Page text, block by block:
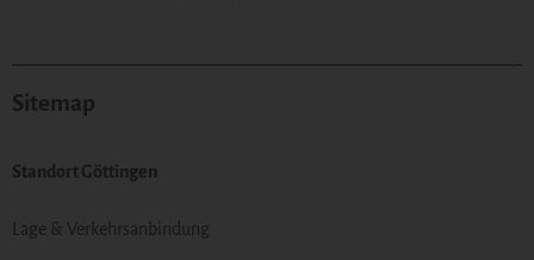
Sitemap
Standort Göttingen
Lage & Verkehrsanbindung